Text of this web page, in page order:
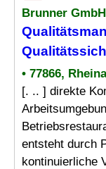
Brunner GmbH
• 77866,
[. .. ] direkte
entsteht durch
kontinuierliche